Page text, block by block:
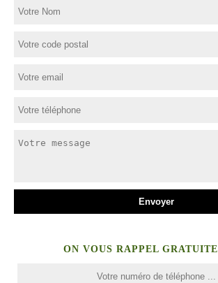
ON VOUS RAPPEL